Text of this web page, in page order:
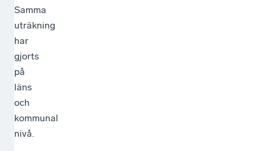
Samma
uträkning
har
gjorts
på
läns
och
kommunal
nivå.